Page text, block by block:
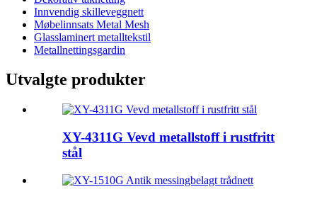
Innvendig skilleveggnett
Møbelinnsats Metal Mesh
Glasslaminert metalltekstil
Metallnettingsgardin
Utvalgte produkter
XY-4311G Vevd metallstoff i rustfritt
stål